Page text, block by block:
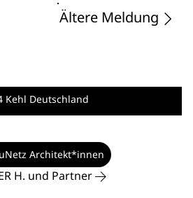
Ältere Meldung
Kehl Deutschland
Architekt*innen
H. und Partner